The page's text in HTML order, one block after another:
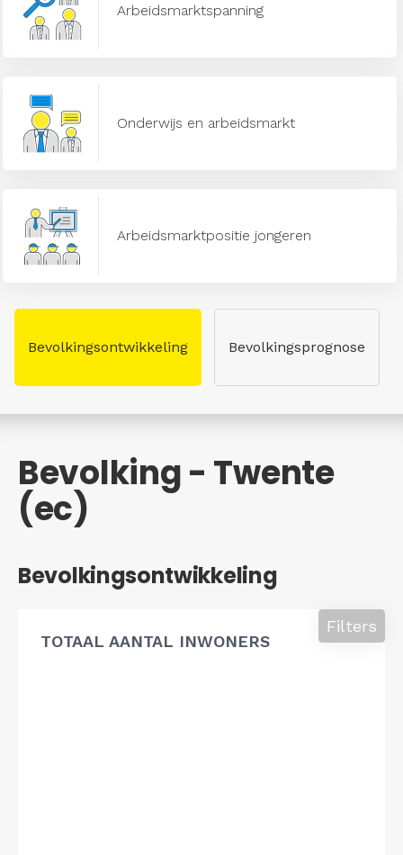
Arbeidsmarktspanning
Onderwijs en arbeidsmarkt
Arbeidsmarktpositie jongeren
Bevolkingsontwikkeling Bevolkingsprognose
Bevolking - Twente
(ec)
Bevolkingsontwikkeling
TOTAAL AANTAL INWONERS
Filters